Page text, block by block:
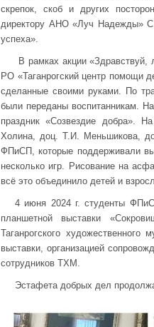
скрепок, скоб и других
директору АНО «Луч Надежды»
успеха».
В рамках акции
РО «Таганрогский центр
сделанные своими руками. По
были переданы воспитанникам.
праздник «Созвездие добра».
Холина, доц. Т.И. Меньшикова,
ФПиСП, которые поддерживали
несколько игр. Рисование на
всё это объединило детей и
4 июня 2024 г. студенты
планшетной выставки
Таганрогского
выставки, организацией
сотрудников ТХМ.
Эстафета добрых дел